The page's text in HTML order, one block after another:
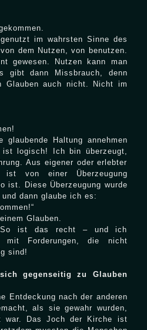
im wahrsten Sinne des
dem Nutzen, von benutzen.
gewesen. Nutzen kann man
gibt dann Missbrauch, denn
Glauben auch nicht. Nicht im
Haltung annehmen
logisch! Ich bin überzeugt,
Aus eigener oder erlebter
ist von einer Überzeugung
ist. Diese Überzeugung wurde
dann glaube ich es:
Glauben.
ist das recht – und ich
mit Forderungen, die nicht
sind!
gegenseitig zu Glauben
Entdeckung nach der anderen
als sie gewahr wurden,
war. Das Joch der Kirche ist